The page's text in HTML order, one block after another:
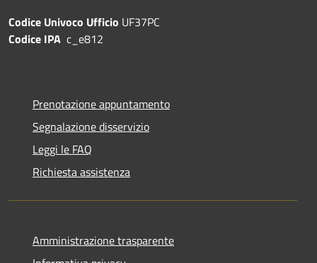
Codice Univoco Ufficio UF37PC
Codice IPA c_e812
Prenotazione appuntamento
Segnalazione disservizio
Leggi le FAQ
Richiesta assistenza
Amministrazione trasparente